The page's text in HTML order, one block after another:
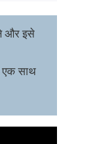
और इसे
एक साथ